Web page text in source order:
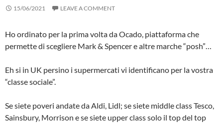
15/06/2021 LEAVE A COMMENT
Ho ordinato per la prima volta da Ocado, piattaforma che
permette di scegliere Mark & Spencer e altre marche “posh”…
Eh si in UK persino i supermercati vi identificano per la vostra
“classe sociale”.
Se siete poveri andate da Aldi, Lidl; se siete middle class Tesco,
Sainsbury, Morrison e se siete upper class solo il top del top